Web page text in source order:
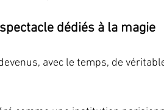
dédiés à la magie
avec le temps, de